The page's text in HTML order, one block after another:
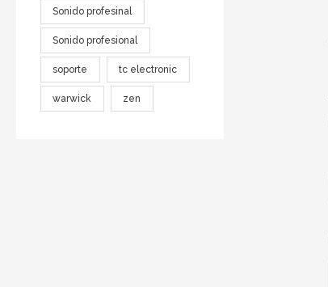
Sonido profesinal
Sonido profesional
soporte tc electronic
warwick zen